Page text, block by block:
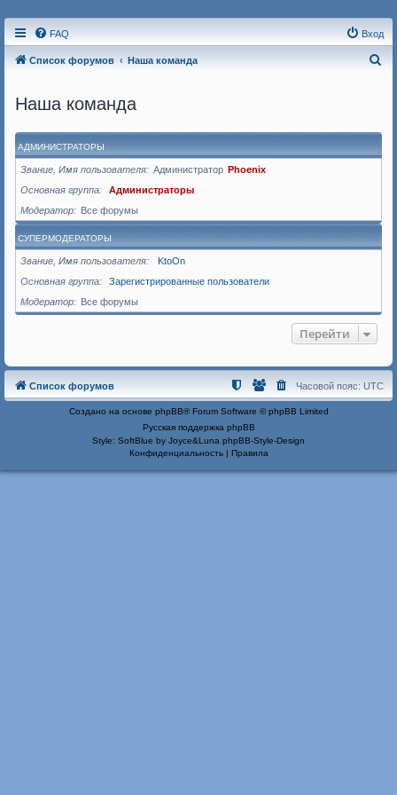
FAQ Вход
Список форумов Наша команда
Наша команда
АДМИНИСТРАТОРЫ
Звание, Имя пользователя Администратор Phoenix
Основная группа
Администраторы
Модератор
Все форумы
СУПЕРМОДЕРАТОРЫ
Звание, Имя пользователя
KtoOn
Основная группа
Зарегистрированные пользователи
Модератор
Все форумы
Перейти
Список форумов Часовой пояс: UTC
Создано на основе phpBB® Forum Software © phpBB Limited
Русская поддержка phpBB
Style: SoftBlue by Joyce&Luna phpBB-Style-Design
Конфиденциальность| Правила